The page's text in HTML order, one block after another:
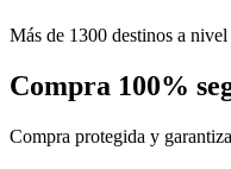
Más de 1300 destinos a
Compra 100%
Compra protegida y